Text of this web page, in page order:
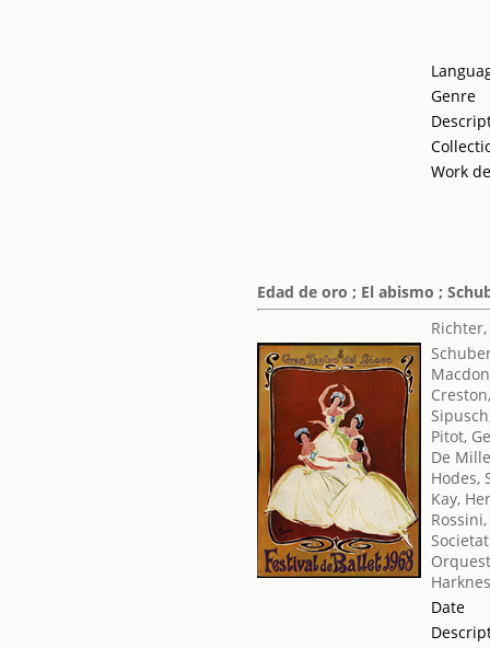
Genre
Work
Edad de oro ; El abismo ;
Pitot,
De
Hodes,
Kay,
Date